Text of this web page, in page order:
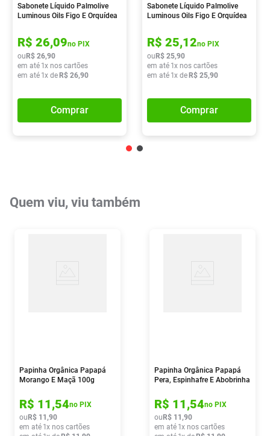
Sabonete Líquido Palmolive
Luminous Oils Figo E Orquídea
R$ 26,09no PIX
ou R$ 26,90
em até 1x nos cartões
em até 1x de R$ 26,90
Comprar
Sabonete Líquido Palmolive
Luminous Oils Figo E Orquídea
R$ 25,12no PIX
ou R$ 25,90
em até 1x nos cartões
em até 1x de R$ 25,90
Comprar
Quem viu, viu também
Papinha Orgânica Papapá
Morango E Maçã 100g
R$ 11,54no PIX
ou R$ 11 ,90
em até 1x nos cartões
Papinha Orgânica Papapá
Pera, Espinhafre E Abobrinha
R$ 11,54no PIX
ou R$ 11 ,90
em até 1x nos cartões